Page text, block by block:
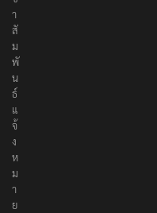
า
สั
ม
พั
น
ธ์
แ
จ้
ง
ห
ม
า
ย